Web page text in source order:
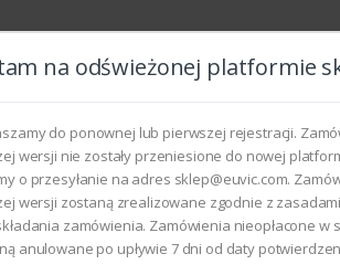
na odświeżonej platformie
do ponownej lub pierwszej rejestracji.
wersji nie zostały przeniesione do nowej
o przesyłanie na adres sklep@euvic.com.
wersji zostaną zrealizowane zgodnie z
zamówienia. Zamówienia nieopłacone w
anulowane po upływie 7 dni od daty
i kopiarek Xerox 032K09890 -